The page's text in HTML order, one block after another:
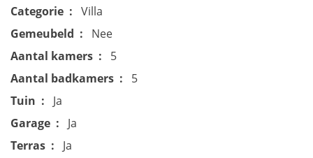
Categorie
Villa
Gemeubeld
Nee
Aantal kamers
5
Aantal badkamers
5
Tuin
Ja
Garage
Ja
Terras
Ja